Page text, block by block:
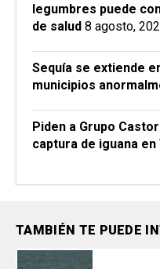
legumbres puede
de salud 8 agosto,
Sequía se extiende
municipios
Piden a Grupo
captura de iguana en
TAMBIÉN TE PUEDE